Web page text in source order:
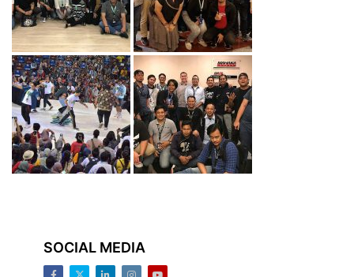
SOCIAL MEDIA